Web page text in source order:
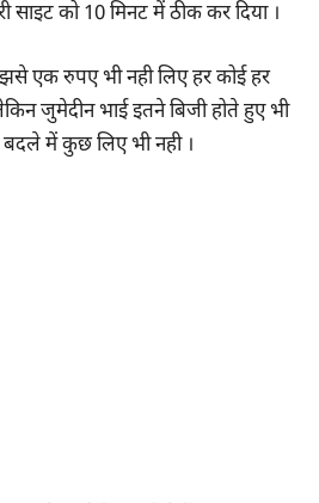
साइट को 10 मिनट में ठीक कर दिया ।
एक रुपए भी नही लिए हर कोई हर
जुमेदीन भाई इतने बिजी होते हुए भी
में कुछ लिए भी नही ।